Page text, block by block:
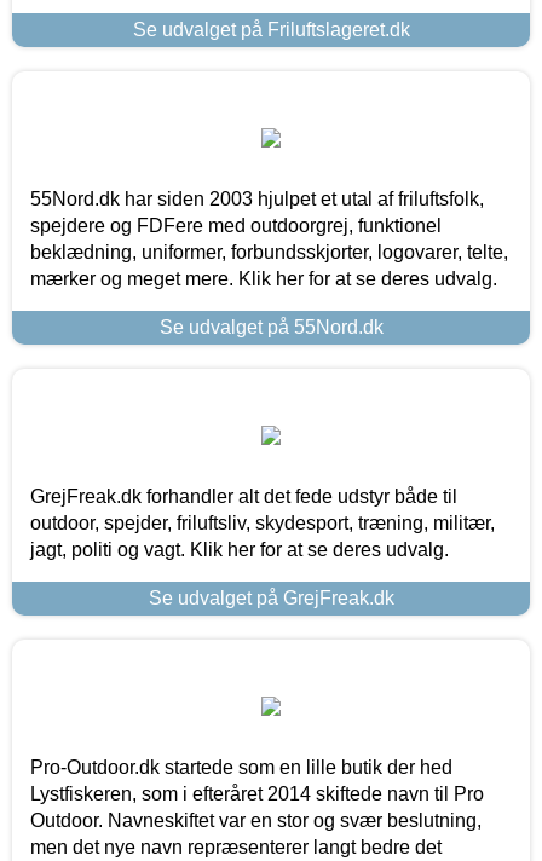
Se udvalget på Friluftslageret.dk
55Nord.dk har siden 2003 hjulpet et utal af friluftsfolk,
spejdere og FDFere med outdoorgrej, funktionel
beklædning, uniformer, forbundsskjorter, logovarer, telte,
mærker og meget mere. Klik her for at se deres udvalg.
Se udvalget på 55Nord.dk
GrejFreak.dk forhandler alt det fede udstyr både til
outdoor, spejder, friluftsliv, skydesport, træning, militær,
jagt, politi og vagt. Klik her for at se deres udvalg.
Se udvalget på GrejFreak.dk
Pro-Outdoor.dk startede som en lille butik der hed
Lystfiskeren, som i efteråret 2014 skiftede navn til Pro
Outdoor. Navneskiftet var en stor og svær beslutning,
men det nye navn repræsenterer langt bedre det